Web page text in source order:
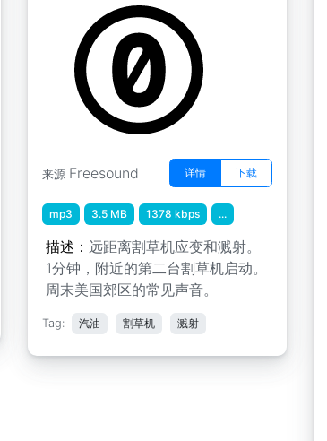
来源 Freesound 详情 下载
mp3 3.5 MB 1378 kbps ...
描述： 远距离割草机应变和溅射。
1分钟，附近的第二台割草机启动。
周末美国郊区的常见声音。
Tag: 汽油 割草机 溅射